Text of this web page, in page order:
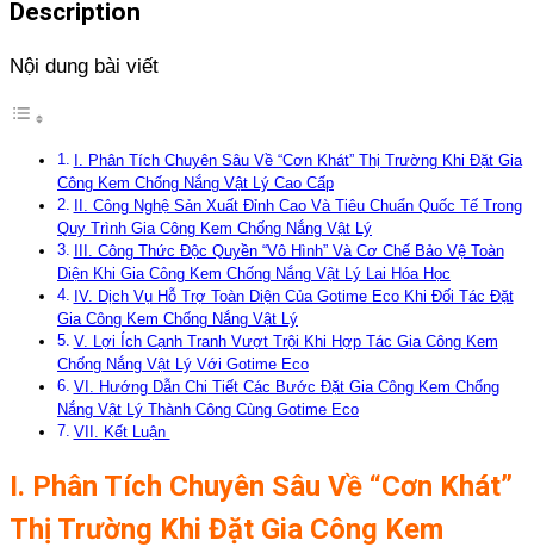
Description
Nội dung bài viết
I. Phân Tích Chuyên Sâu Về “Cơn Khát” Thị Trường Khi Đặt Gia
Công Kem Chống Nắng Vật Lý Cao Cấp
II. Công Nghệ Sản Xuất Đỉnh Cao Và Tiêu Chuẩn Quốc Tế Trong
Quy Trình Gia Công Kem Chống Nắng Vật Lý
III. Công Thức Độc Quyền “Vô Hình” Và Cơ Chế Bảo Vệ Toàn
Diện Khi Gia Công Kem Chống Nắng Vật Lý Lai Hóa Học
IV. Dịch Vụ Hỗ Trợ Toàn Diện Của Gotime Eco Khi Đối Tác Đặt
Gia Công Kem Chống Nắng Vật Lý
V. Lợi Ích Cạnh Tranh Vượt Trội Khi Hợp Tác Gia Công Kem
Chống Nắng Vật Lý Với Gotime Eco
VI. Hướng Dẫn Chi Tiết Các Bước Đặt Gia Công Kem Chống
Nắng Vật Lý Thành Công Cùng Gotime Eco
VII. Kết Luận
I. Phân Tích Chuyên Sâu Về “Cơn Khát”
Thị Trường Khi Đặt Gia Công Kem